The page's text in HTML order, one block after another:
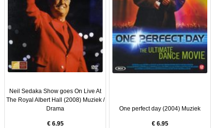
Neil Sedaka Show goes On Live At
The Royal Albert Hall (2008) Muziek /
Drama
€ 6.95
One perfect day (2004) Muziek
€ 6.95